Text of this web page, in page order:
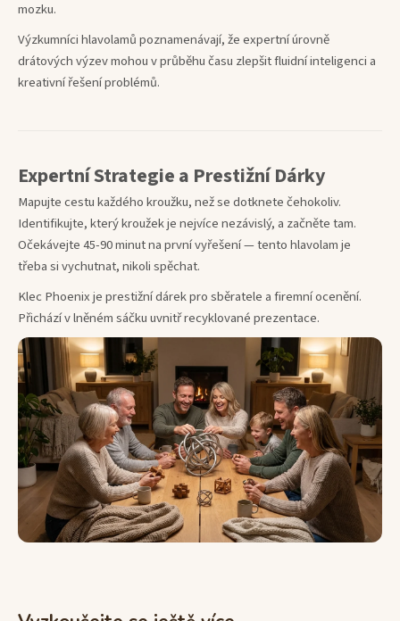
mozku.
Výzkumníci hlavolamů poznamenávají, že expertní úrovně
drátových výzev mohou v průběhu času zlepšit fluidní inteligenci a
kreativní řešení problémů.
Expertní Strategie a Prestižní Dárky
Mapujte cestu každého kroužku, než se dotknete čehokoliv.
Identifikujte, který kroužek je nejvíce nezávislý, a začněte tam.
Očekávejte 45-90 minut na první vyřešení — tento hlavolam je
třeba si vychutnat, nikoli spěchat.
Klec Phoenix je prestižní dárek pro sběratele a firemní ocenění.
Přichází v lněném sáčku uvnitř recyklované prezentace.